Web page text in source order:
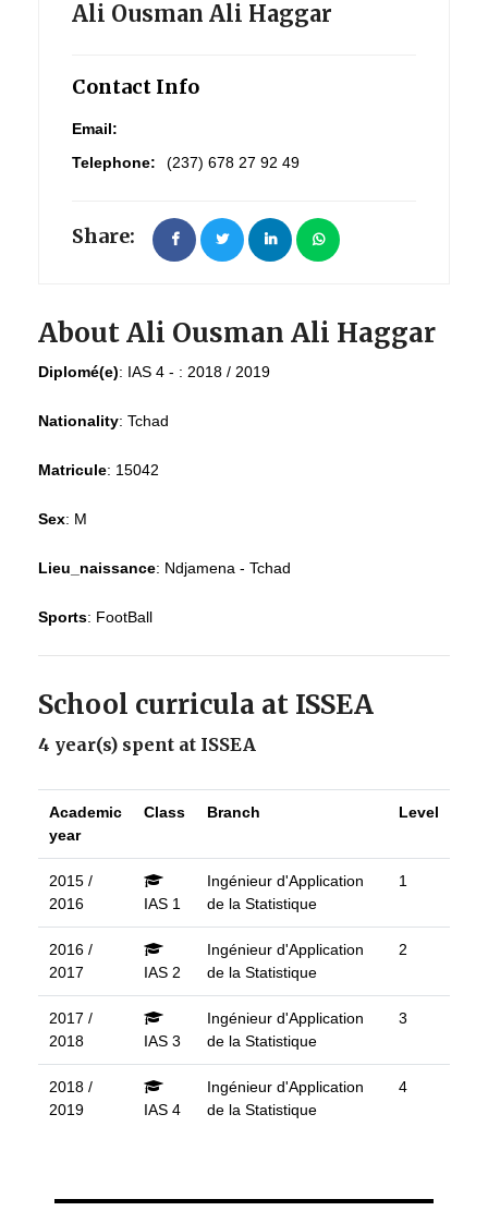
Ali Ousman Ali Haggar
Contact Info
Email:
Telephone:
(237) 678 27 92 49
Share:
About Ali Ousman Ali Haggar
Diplomé(e): IAS 4 - : 2018 / 2019
Nationality: Tchad
Matricule: 15042
Sex: M
Lieu_naissance: Ndjamena - Tchad
Sports: FootBall
School curricula at ISSEA
4 year(s) spent at ISSEA
Academic
year
Class Branch Level
2015 /
2016
IAS 1
Ingénieur d'Application
de la Statistique
1
2016 /
2017
IAS 2
Ingénieur d'Application
de la Statistique
2
2017 /
2018
IAS 3
Ingénieur d'Application
de la Statistique
3
2018 /
2019
IAS 4
Ingénieur d'Application
de la Statistique
4